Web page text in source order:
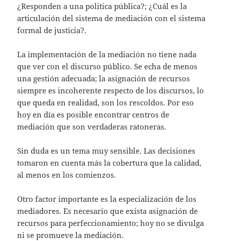
¿Responden a una politica pública?; ¿Cuál es la
articulación del sistema de mediación con el sistema
formal de justicia?.
La implementación de la mediación no tiene nada
que ver con el discurso público. Se echa de menos
una gestión adecuada; la asignación de recursos
siempre es incoherente respecto de los discursos, lo
que queda en realidad, son los rescoldos. Por eso
hoy en día es posible encontrar centros de
mediación que son verdaderas ratoneras.
Sin duda es un tema muy sensible. Las decisiones
tomaron en cuenta más la cobertura que la calidad,
al menos en los comienzos.
Otro factor importante es la especialización de los
mediadores. Es necesario que exista asignación de
recursos para perfeccionamiento; hoy no se divulga
ni se promueve la mediación.